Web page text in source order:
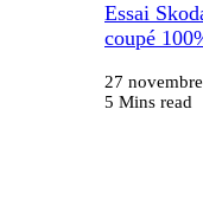
Essai
coupé
27
5 Mins read